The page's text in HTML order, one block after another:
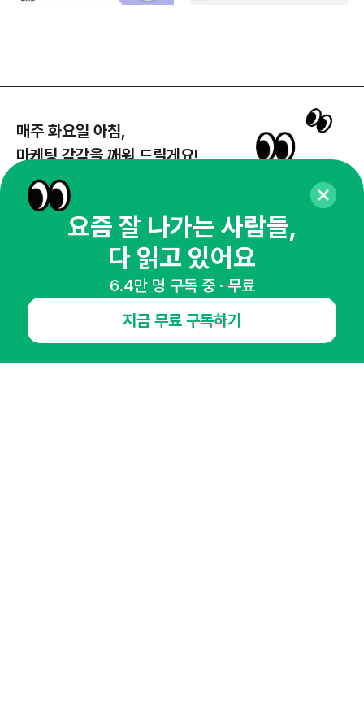
매주 화요일 아침,
마케팅 감각을 깨워 드릴게요!
뉴스레터 구독하기
NHN AD
오픈애즈란
요즘 잘 나가는 사람들,
다 읽고 있어요
6.4만 명 구독 중 · 무료
지금 무료 구독하기